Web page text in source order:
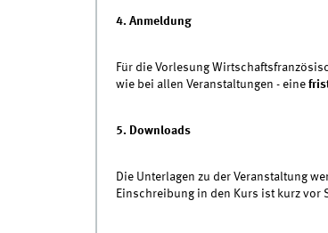
4. Anmeldung
Für die Vorlesung
wie bei allen Veranstaltungen - eine
5. Downloads
Die Unterlagen zu der Veranstaltung
Einschreibung in den Kurs ist kurz